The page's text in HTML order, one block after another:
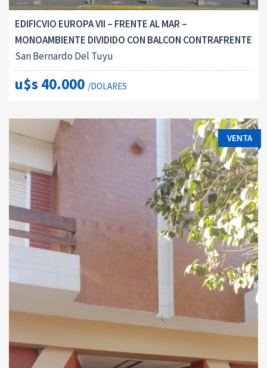
EDIFICVIO EUROPA VII – FRENTE AL MAR –
MONOAMBIENTE DIVIDIDO CON BALCON CONTRAFRENTE
San Bernardo Del Tuyu
u$s 40.000 /DOLARES
VENTA